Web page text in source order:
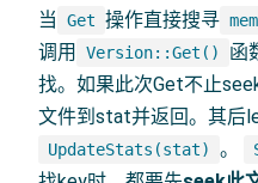
当 Get 操作直接搜寻
调用
Version::Get()
函
找。如果此次Get不止
文件到stat并返回。其后
UpdateStats(stat) 。